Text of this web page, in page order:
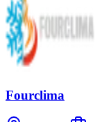
Fourclima